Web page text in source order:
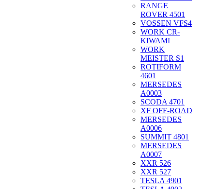
RANGE
ROVER 4501
VOSSEN VFS4
WORK CR-
KIWAMI
WORK
MEISTER S1
ROTIFORM
4601
MERSEDES
A0003
SCODA 4701
XF OFF-ROAD
MERSEDES
A0006
SUMMIT 4801
MERSEDES
A0007
XXR 526
XXR 527
TESLA 4901